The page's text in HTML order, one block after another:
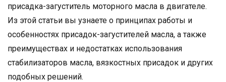
присадка-загуститель моторного масла в двигателе.
Из этой статьи вы узнаете о принципах работы и
особенностях присадок-загустителей масла, а также
преимуществах и недостатках использования
стабилизаторов масла, вязкостных присадок и других
подобных решений.